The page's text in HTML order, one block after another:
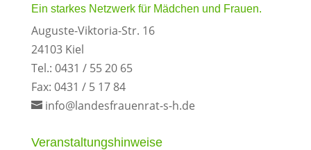
Ein starkes Netzwerk für Mädchen und Frauen.
Auguste-Viktoria-Str. 16
24103 Kiel
Tel.: 0431 / 55 20 65
Fax: 0431 / 5 17 84
info@landesfrauenrat-s-h.de
Veranstaltungshinweise